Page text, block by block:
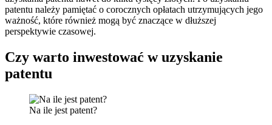
patentu należy pamiętać o corocznych opłatach utrzymujących jego
ważność, które również mogą być znaczące w dłuższej
perspektywie czasowej.
Czy warto inwestować w uzyskanie
patentu
Na ile jest patent?